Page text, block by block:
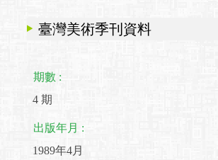
臺灣美術季刊資料
期數 :
4 期
出版年月 :
1989年4月